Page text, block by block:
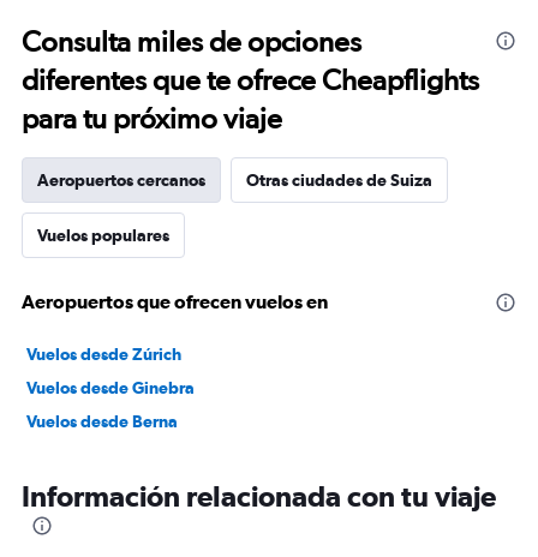
Consulta miles de opciones
diferentes que te ofrece Cheapflights
para tu próximo viaje
Aeropuertos cercanos Otras ciudades de Suiza
Vuelos populares
Aeropuertos que ofrecen vuelos en
Vuelos desde Zúrich
Vuelos desde Ginebra
Vuelos desde Berna
Información relacionada con tu viaje